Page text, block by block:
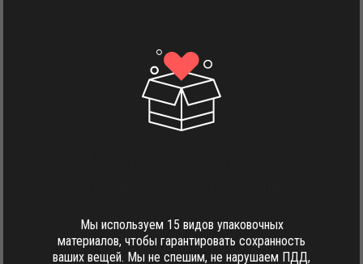
Мы используем 15 видов упаковочных
материалов, чтобы гарантировать сохранность
ваших вещей. Мы не спешим, не нарушаем ПДД,